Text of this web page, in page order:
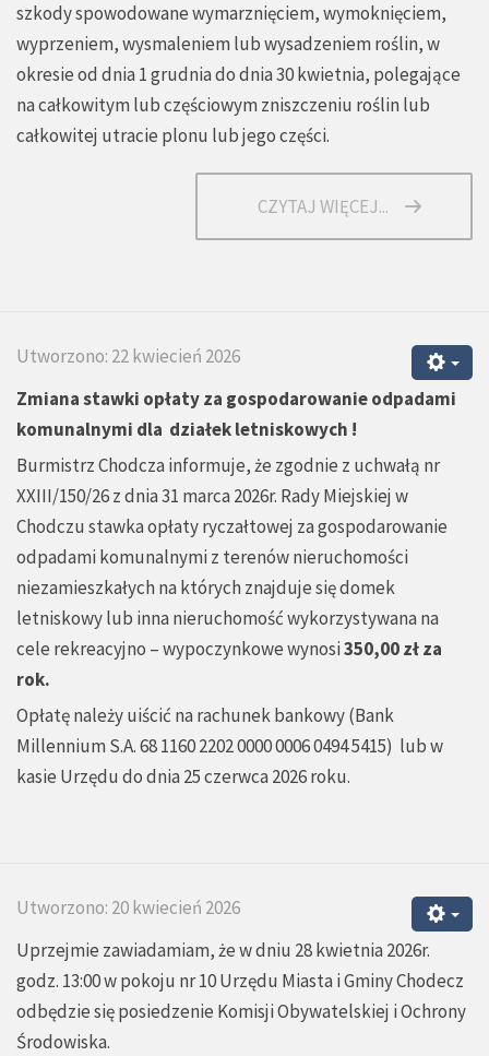
szkody spowodowane wymarznięciem, wymoknięciem,
wyprzeniem, wysmaleniem lub wysadzeniem roślin, w
okresie od dnia 1 grudnia do dnia 30 kwietnia, polegające
na całkowitym lub częściowym zniszczeniu roślin lub
całkowitej utracie plonu lub jego części.
CZYTAJ WIĘCEJ...
Utworzono: 22 kwiecień 2026
Zmiana stawki opłaty za gospodarowanie odpadami
komunalnymi dla działek letniskowych !
Burmistrz Chodcza informuje, że zgodnie z uchwałą nr
XXIII/150/26 z dnia 31 marca 2026r. Rady Miejskiej w
Chodczu stawka opłaty ryczałtowej za gospodarowanie
odpadami komunalnymi z terenów nieruchomości
niezamieszkałych na których znajduje się domek
letniskowy lub inna nieruchomość wykorzystywana na
cele rekreacyjno – wypoczynkowe wynosi350,00 zł za
rok.
Opłatę należy uiścić na rachunek bankowy (Bank
Millennium S.A. 68 1160 2202 0000 0006 0494 5415) lub w
kasie Urzędu do dnia 25 czerwca 2026 roku.
Utworzono: 20 kwiecień 2026
Uprzejmie zawiadamiam, że w dniu 28 kwietnia 2026r.
godz. 13:00 w pokoju nr 10 Urzędu Miasta i Gminy Chodecz
odbędzie się posiedzenie Komisji Obywatelskiej i Ochrony
Środowiska.